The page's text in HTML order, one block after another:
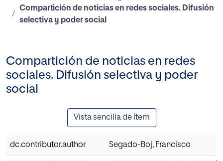
Compartición de noticias en redes sociales. Difusión
selectiva y poder social
Compartición de noticias en redes
sociales. Difusión selectiva y poder
social
Vista sencilla de ítem
dc.contributor.author Segado-Boj, Francisco